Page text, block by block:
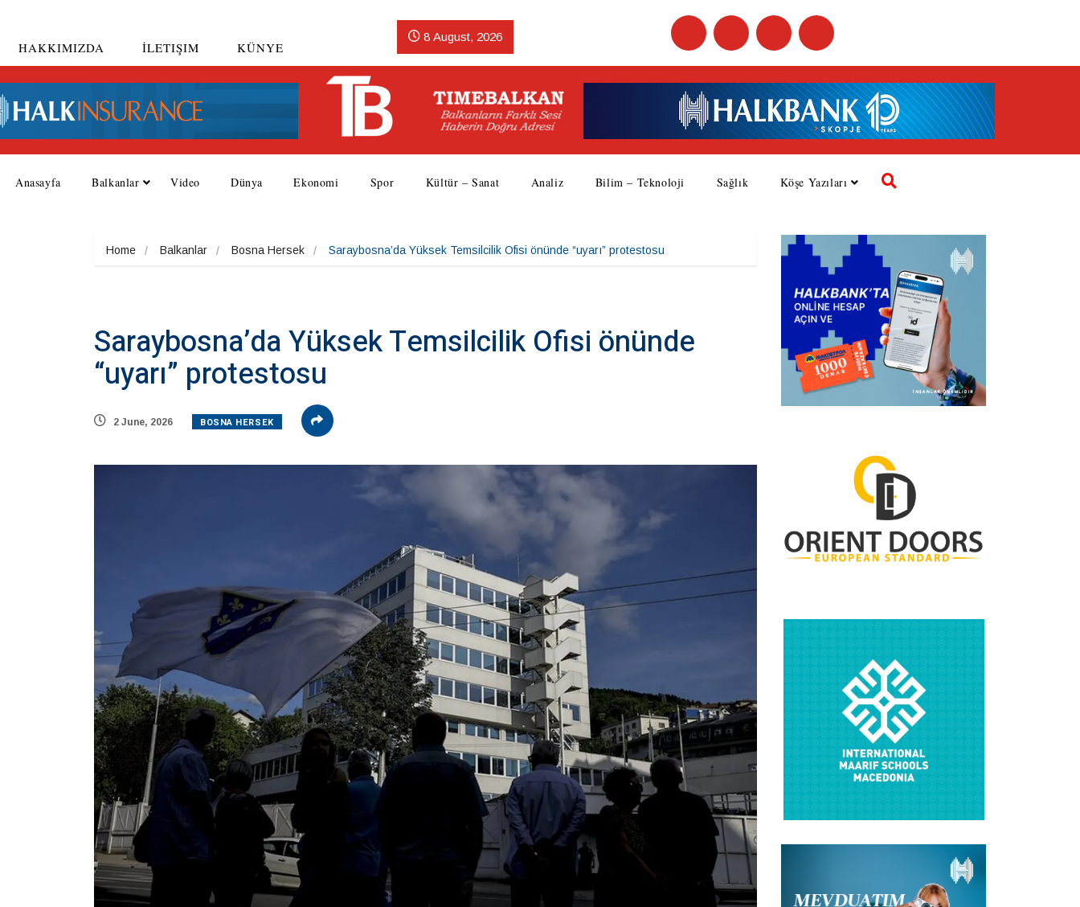
HAKKIMIZDA İLETIŞIM KÜNYE
8 August, 2026
Anasayfa Balkanlar Video Dünya Ekonomi Spor Kültür – Sanat Analiz Bilim – Teknoloji Sağlık Köşe Yazıları
Home Balkanlar Bosna Hersek Saraybosna’da Yüksek Temsilcilik Ofisi önünde “uyarı” protestosu
Saraybosna’da Yüksek Temsilcilik Ofisi önünde
“uyarı” protestosu
2 June, 2026 BOSNA HERSEK